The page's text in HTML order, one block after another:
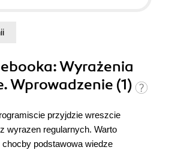
ebooka: Wyrażenia
Wprowadzenie (1)
przyjdzie wreszcie
wyrazen regularnych. Warto
podstawowa wiedze